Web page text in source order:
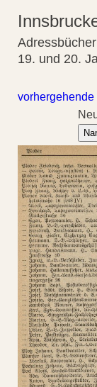
19. und 20.
vorhergehende